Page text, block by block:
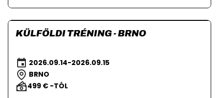
KÜLFÖLDI TRÉNING - BRNO
2026.09.14-2026.09.15
BRNO
499 € -TÓL